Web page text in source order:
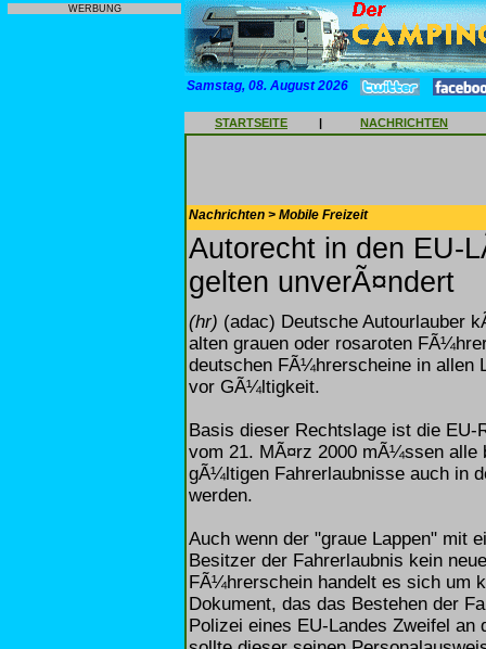
WERBUNG
Samstag, 08. August 2026
STARTSEITE | NACHRICHTEN
Nachrichten > Mobile Freizeit
Autorecht in den EU-
gelten unverÃ¤ndert
(hr) (adac) Deutsche Autourlauber
alten grauen oder rosaroten
deutschen FÃ¼hrerscheine in allen
vor GÃ¼ltigkeit.
Basis dieser Rechtslage ist die EU-
vom 21. MÃ¤rz 2000 mÃ¼ssen alle
gÃ¼ltigen Fahrerlaubnisse auch in
werden.
Auch wenn der "graue Lappen" mit
Besitzer der Fahrerlaubnis kein
FÃ¼hrerschein handelt es sich um
Dokument, das das Bestehen der
Polizei eines EU-Landes Zweifel